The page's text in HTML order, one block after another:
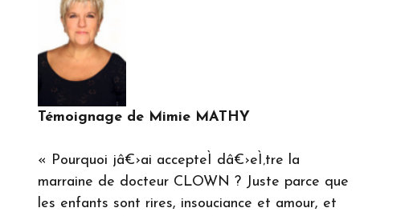
Témoignage de Mimie MATHY
« Pourquoi jâ€›ai accepteÌ dâ€›eÌ‚tre la
marraine de docteur CLOWN ? Juste parce que
les enfants sont rires, insouciance et amour, et